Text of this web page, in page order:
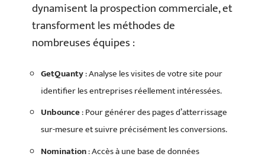
dynamisent la prospection commerciale, et
transforment les méthodes de
nombreuses équipes :
GetQuanty: Analyse les visites de votre site pour
identifier les entreprises réellement intéressées.
Unbounce: Pour générer des pages d’atterrissage
sur-mesure et suivre précisément les conversions.
Nomination: Accès à une base de données